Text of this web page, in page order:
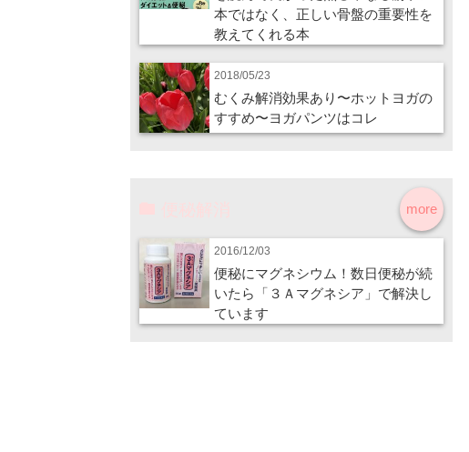
本ではなく、正しい骨盤の重要性を
教えてくれる本
2018/05/23
むくみ解消効果あり〜ホットヨガの
すすめ〜ヨガパンツはコレ
more
2016/12/03
便秘にマグネシウム！数日便秘が続
いたら「３Ａマグネシア」で解決し
ています